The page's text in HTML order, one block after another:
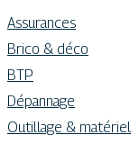
Assurances
Brico & déco
BTP
Dépannage
Outillage & matériel